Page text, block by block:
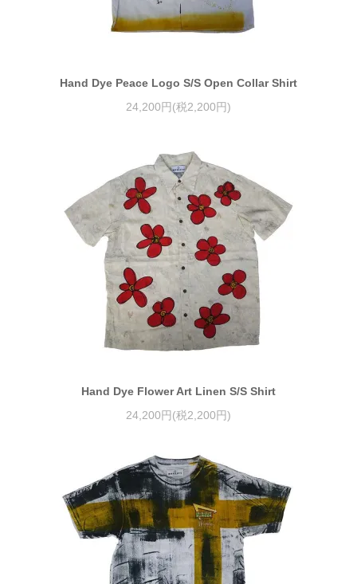
Hand Dye Peace Logo S/S Open Collar Shirt
24,200円(税2,200円)
Hand Dye Flower Art Linen S/S Shirt
24,200円(税2,200円)